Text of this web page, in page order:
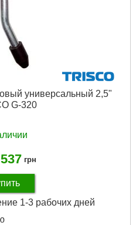
универсальный 2,5"
G-320
537 грн
1-3 рабочих дней